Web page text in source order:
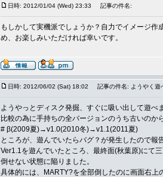
日時: 2012/01/04 (Wed) 23:33 記事の件名:
もしかして実機派でしょうか？自力でイメージ
め、お楽しみいただければ幸いです。
日時: 2012/06/02 (Sat) 18:02 記事の件名: ようやく
ようやっとディスク発掘、すぐに吸い出して遊べ
比較の為に手持ちの全バージョンのうち古いの
# β(2009夏)→v1.0(2010冬)→v1.1(2011夏)
ところが、遊んでいたらバグ？が発生したので報
Ver1.1を遊んでいたところ、最終面(秋葉原)にて
倒せない状態に陥りました。
具体的には、MARTY?を全部倒したのに画面右上